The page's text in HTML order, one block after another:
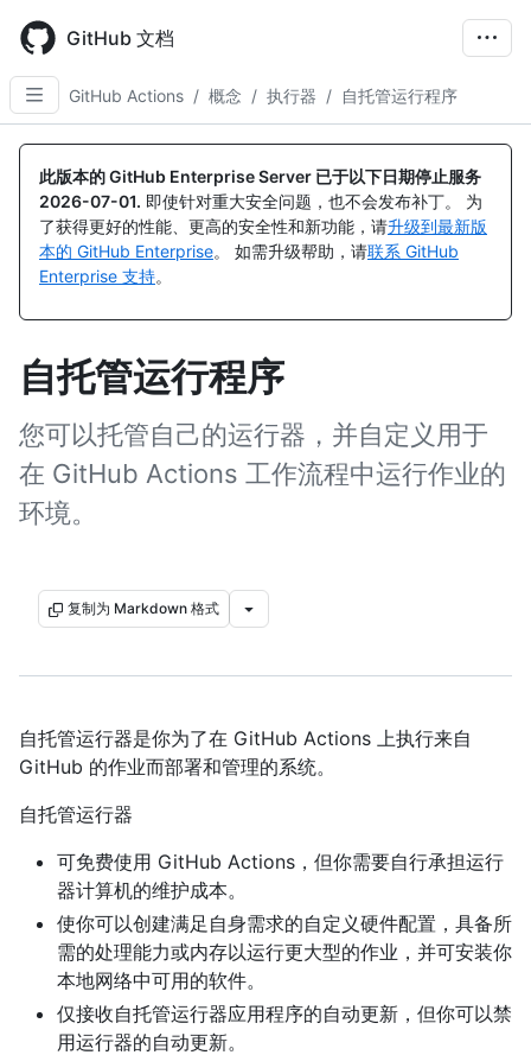
main
content
GitHub 文档
GitHub Actions / 概念 / 执行器 / 自托管运行程序
此版本的 GitHub Enterprise Server 已于以下日期停止服务
2026-07-01. 即使针对重大安全问题，也不会发布补丁。 为
了获得更好的性能、更高的安全性和新功能，请升级到最新版
本的 GitHub Enterprise。 如需升级帮助，请联系 GitHub
Enterprise 支持。
自托管运行程序
您可以托管自己的运行器，并自定义用于
在 GitHub Actions 工作流程中运行作业的
环境。
复制为 Markdown 格式
自托管运行器是你为了在 GitHub Actions 上执行来自
GitHub 的作业而部署和管理的系统。
自托管运行器
可免费使用 GitHub Actions，但你需要自行承担运行
器计算机的维护成本。
使你可以创建满足自身需求的自定义硬件配置，具备所
需的处理能力或内存以运行更大型的作业，并可安装你
本地网络中可用的软件。
仅接收自托管运行器应用程序的自动更新，但你可以禁
用运行器的自动更新。